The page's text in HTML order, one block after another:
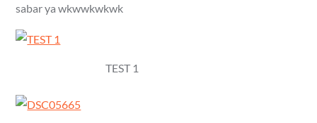
sabar ya wkwwkwkwk
TEST 1